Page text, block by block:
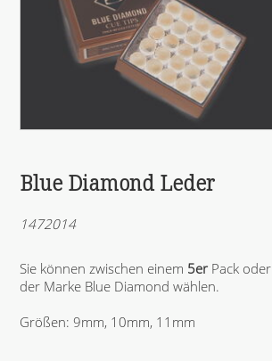
Blue Diamond Leder
1472014
Sie können zwischen einem 5erPack oder
der Marke Blue Diamond wählen.
Größen: 9mm, 10mm, 11mm